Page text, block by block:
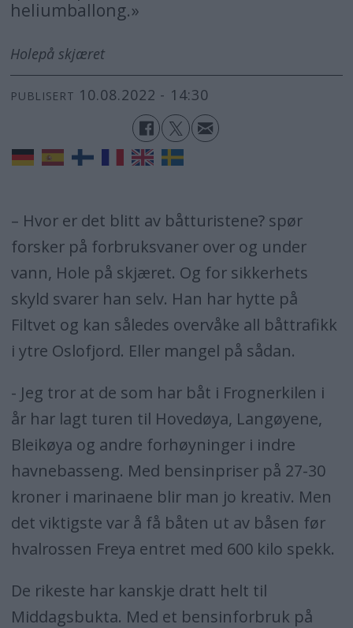
heliumballong.»
Holepå skjæret
PUBLISERT 10.08.2022 - 14:30
– Hvor er det blitt av båtturistene? spør
forsker på forbruksvaner over og under
vann, Hole på skjæret. Og for sikkerhets
skyld svarer han selv. Han har hytte på
Filtvet og kan således overvåke all båttrafikk
i ytre Oslofjord. Eller mangel på sådan.
- Jeg tror at de som har båt i Frognerkilen i
år har lagt turen til Hovedøya, Langøyene,
Bleikøya og andre forhøyninger i indre
havnebasseng. Med bensinpriser på 27-30
kroner i marinaene blir man jo kreativ. Men
det viktigste var å få båten ut av båsen før
hvalrossen Freya entret med 600 kilo spekk.
De rikeste har kanskje dratt helt til
Middagsbukta. Med et bensinforbruk på